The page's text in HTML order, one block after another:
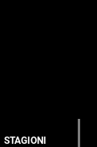
STAGIONI